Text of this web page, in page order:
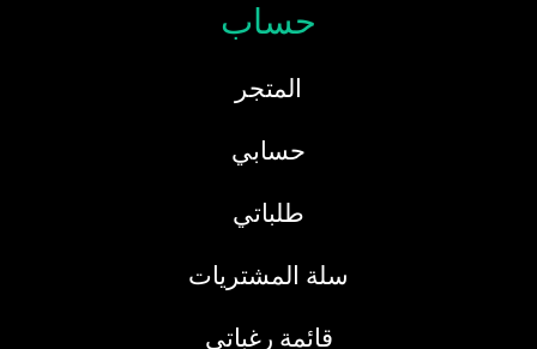
حساب
المتجر
حسابي
طلباتي
سلة المشتريات
قائمة رغباتى